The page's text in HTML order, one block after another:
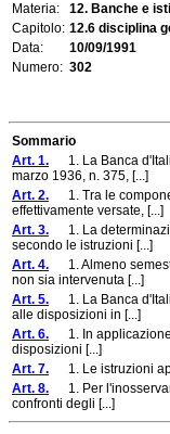
Materia:
12. Banche e
Capitolo: 12.6 disciplina
Data:
10/09/1991
Numero: 302
Sommario
Art. 1. 1. La Banca
marzo 1936, n. 375, [...]
Art. 2. 1. Tra le
effettivamente versate, [...]
Art. 3. 1. La
secondo le istruzioni [...]
Art. 4. 1. Almeno
non sia intervenuta [...]
Art. 5. 1. La Banca
alle disposizioni in [...]
Art. 6. 1. In applicazione
disposizioni [...]
Art. 7. 1. Le istruzioni
Art. 8. 1. Per
confronti degli [...]